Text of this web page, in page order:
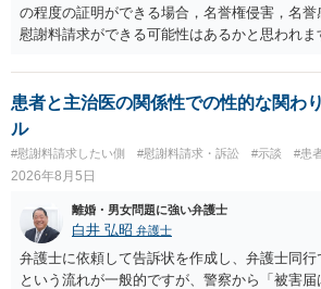
の程度の証明ができる場合，名誉権侵害，名誉
慰謝料請求ができる可能性はあるかと思われ
た方が良いでしょう。
患者と主治医の関係性での性的な関わ
ル
#慰謝料請求したい側 #慰謝料請求・訴訟 #示談 #患
2026年8月5日
離婚・男女問題に強い弁護士
白井 弘昭 弁護士
弁護士に依頼して告訴状を作成し、弁護士同
という流れが一般的ですが、警察から「被害